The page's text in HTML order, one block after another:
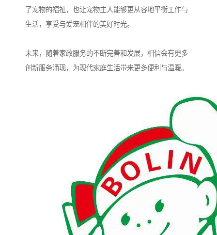
了宠物的福祉，也让宠物主人能够更从容地平衡工作与
生活，享受与爱宠相伴的美好时光。
未来，随着家政服务的不断完善和发展，相信会有更多
创新服务涌现，为现代家庭生活带来更多便利与温暖。